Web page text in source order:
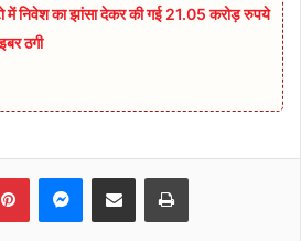
में निवेश का झांसा देकर की गई 21.05 करोड़ रुपये
ठगी
PinterestMessenger
Share via Email Print